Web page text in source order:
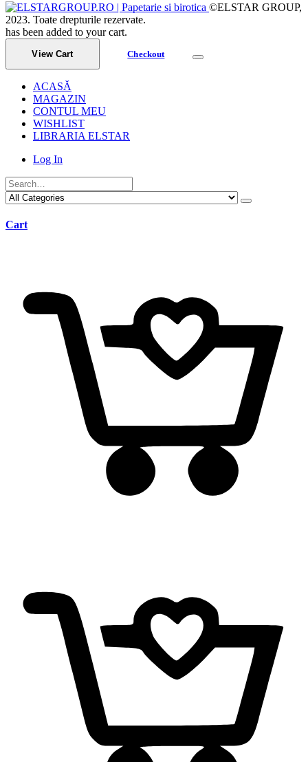
©ELSTAR GROUP,
2023. Toate drepturile rezervate.
has been added to your cart.
View Cart Checkout
ACASĂ
MAGAZIN
CONTUL MEU
WISHLIST
LIBRARIA ELSTAR
Log In
Cart